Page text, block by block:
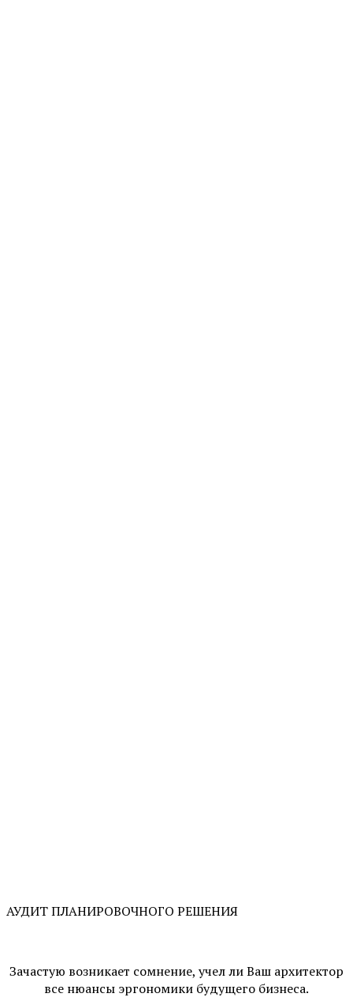
АУДИТ ПЛАНИРОВОЧНОГО РЕШЕНИЯ
Зачастую возникает сомнение, учел ли Ваш архитектор
все нюансы эргономики будущего бизнеса.